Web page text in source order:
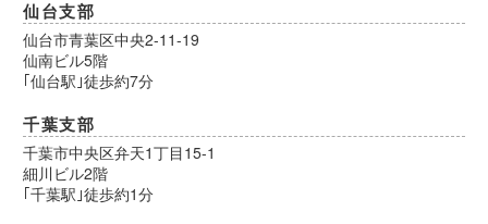
仙台支部
仙台市青葉区中央2-11-19
仙南ビル5階
｢仙台駅｣徒歩約7分
千葉支部
千葉市中央区弁天1丁目15-1
細川ビル2階
｢千葉駅｣徒歩約1分